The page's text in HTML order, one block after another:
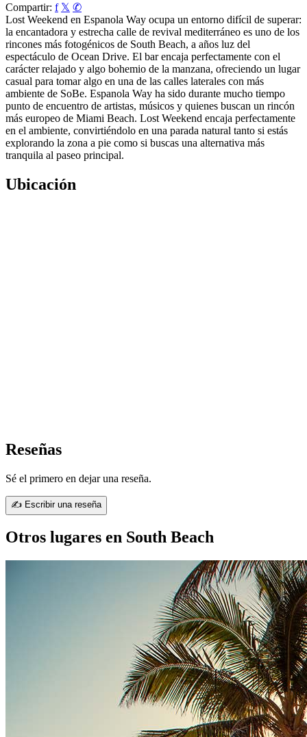
Compartir: f 𝕏 ✆
Lost Weekend en Espanola Way ocupa un entorno difícil de superar:
la encantadora y estrecha calle de revival mediterráneo es uno de los
rincones más fotogénicos de South Beach, a años luz del
espectáculo de Ocean Drive. El bar encaja perfectamente con el
carácter relajado y algo bohemio de la manzana, ofreciendo un lugar
casual para tomar algo en una de las calles laterales con más
ambiente de SoBe. Espanola Way ha sido durante mucho tiempo
punto de encuentro de artistas, músicos y quienes buscan un rincón
más europeo de Miami Beach. Lost Weekend encaja perfectamente
en el ambiente, convirtiéndolo en una parada natural tanto si estás
explorando la zona a pie como si buscas una alternativa más
tranquila al paseo principal.
Ubicación
Reseñas
Sé el primero en dejar una reseña.
✍ Escribir una reseña
Otros lugares en South Beach